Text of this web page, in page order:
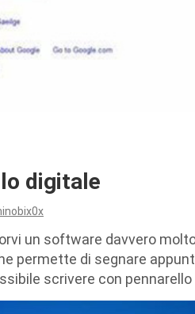
digitale
un software davvero
permette di segnare
scrivere con